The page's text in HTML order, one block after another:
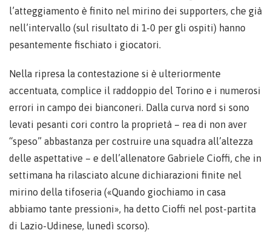
l’atteggiamento è finito nel mirino dei supporters, che già
nell’intervallo (sul risultato di 1-0 per gli ospiti) hanno
pesantemente fischiato i giocatori.
Nella ripresa la contestazione si è ulteriormente
accentuata, complice il raddoppio del Torino e i numerosi
errori in campo dei bianconeri. Dalla curva nord si sono
levati pesanti cori contro la proprietà – rea di non aver
“speso” abbastanza per costruire una squadra all’altezza
delle aspettative – e dell’allenatore Gabriele Cioffi, che in
settimana ha rilasciato alcune dichiarazioni finite nel
mirino della tifoseria («Quando giochiamo in casa
abbiamo tante pressioni», ha detto Cioffi nel post-partita
di Lazio-Udinese, lunedì scorso).